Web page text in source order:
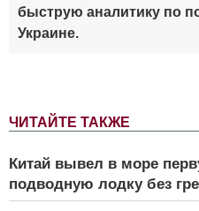
ЧИТАЙТЕ ТАКЖЕ
Китай вывел в море
подводную лодку без
быструю аналитику по
Украине.